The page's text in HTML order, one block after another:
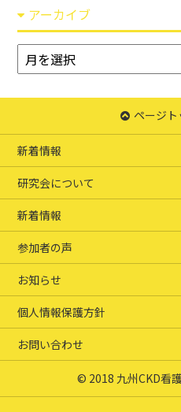
アーカイブ
ア
ー
ブ
ページ
新着情報
研究会について
新着情報
参加者の声
お知らせ
個人情報保護方針
お問い合わせ
© 2018 九州CKD看